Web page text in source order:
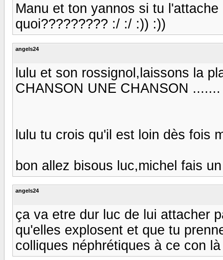
Manu et ton yannos si tu
quoi????????? :/ :/ :)) :))
angels24
lulu et son rossignol,laissons la
CHANSON UNE CHANSON
lulu tu crois qu'il est loin dès fois
bon allez bisous luc,michel fais
angels24
ça va etre dur luc de lui attacher
qu'elles explosent et que tu
colliques néphrétiques à ce con